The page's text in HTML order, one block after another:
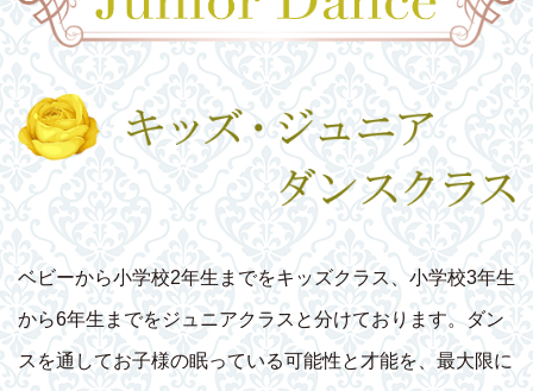
ベビーから小学校2年生までをキッズクラス、小学校3年生
から6年生までをジュニアクラスと分けております。ダン
スを通してお子様の眠っている可能性と才能を、最大限に